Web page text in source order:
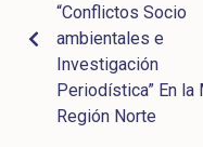
“Conflictos Socio
ambientales e
Investigación
Periodística” En la
Región Norte